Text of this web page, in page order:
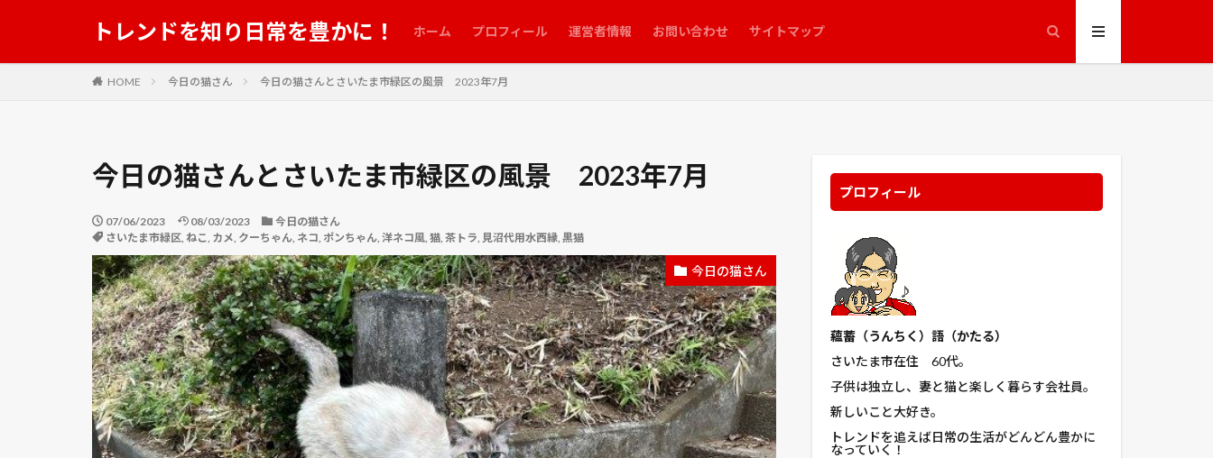
トレンドを知り日常を豊かに！ ホーム プロフィール 運営者情報 お問い合わせ サイトマップ
HOME 今日の猫さん 今日の猫さんとさいたま市緑区の風景 2023年7月
今日の猫さんとさいたま市緑区の風景 2023年7月
07/06/2023 08/03/2023
今日の猫さん
さいたま市緑区, ねこ, カメ, クーちゃん, ネコ, ポンちゃん, 洋ネコ風, 猫, 茶トラ, 見沼代用水西縁, 黒猫
今日の猫さん
プロフィール
蘊蓄（うんちく ）語（かたる）
さいたま市在住 60代。
子供は独立し、妻と猫と楽しく暮らす会社員。
新しいこと大好き。
トレンドを追えば日常の生活がどんどん豊かに
なっていく！